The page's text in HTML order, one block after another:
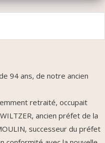
94 ans, de notre ancien
retraité, occupait
ancien préfet de la
successeur du préfet